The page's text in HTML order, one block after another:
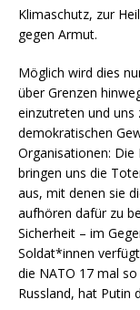
Klimaschutz, zur
gegen Armut.
Möglich wird dies
über Grenzen
einzutreten und uns
demokratischen
Organisationen: Die
bringen uns die
aus, mit denen sie
aufhören dafür zu
Sicherheit – im
Soldat*innen
die NATO 17 mal
Russland, hat Putin